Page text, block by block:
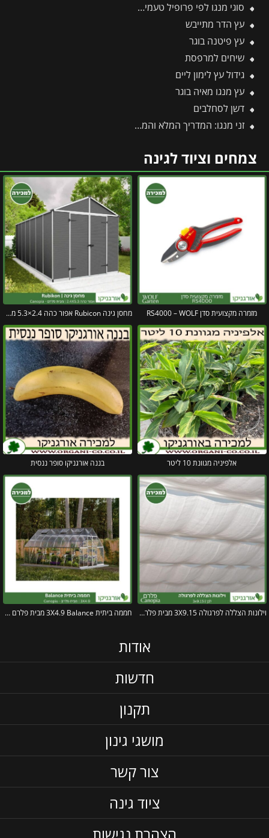
סוגי מנגו לפי פרופיל טעמים מעבר למנגו הקלאסי
עץ הדר מתייבש
עץ פיטנה בוגר
שיחים למרפסת
גידול עץ לימון ליים
עץ מנגו מאיה בוגר
דשן לסחלבים
זני מנגו: המדריך המלא והמקיף ביותר לזני מנגו
צמחים וציוד לגינה
מזמרה מקצועית סדן RS4000 – WOLF מחסן גינה Rubicon אפור כהה 2.4×5.3 מבית פלרם קנופיה
אלפיניה מגוונת 10 ליטר בננה אורגניקו סופר ננסית
וילונות הצללה לפרגולה 3X9.15 מבית פלרם – Canopia חממה ביתית 3X4.9 Balance מבית פלרם – Canopia
אודות
חדשות
תקנון
מושגי גינון
צור קשר
ציוד גינה